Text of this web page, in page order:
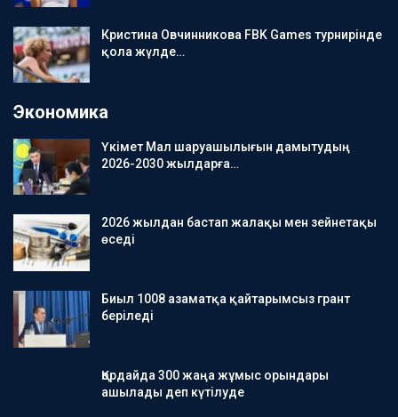
Кристина Овчинникова FBK Games турнирінде
қола жүлде…
Экономика
Үкімет Мал шаруашылығын дамытудың
2026-2030 жылдарға…
2026 жылдан бастап жалақы мен зейнетақы
өседі
Биыл 1008 азаматқа қайтарымсыз грант
беріледі
Қордайда 300 жаңа жұмыс орындары
ашылады деп күтілуде